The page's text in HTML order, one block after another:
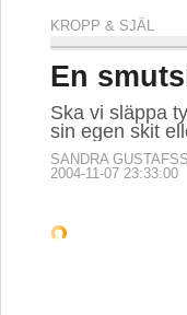
KROPP & SJÄL
En
Ska vi släppa
sin egen skit
SANDRA
2004-11-07 23:33:00